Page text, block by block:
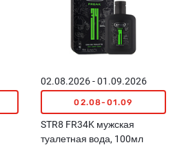
02.08.2026 - 01.09.2026
02.08-01.09
STR8 FR34K мужская
туалетная вода, 100мл